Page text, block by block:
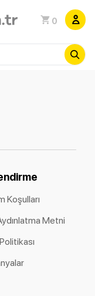
0
Koşulları
Metni